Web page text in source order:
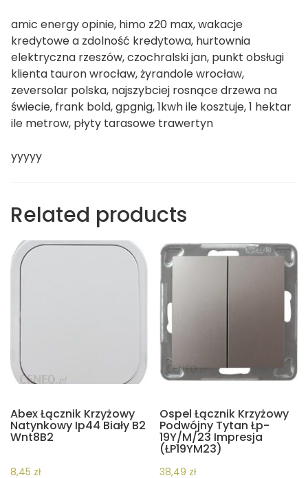
amic energy opinie, himo z20 max, wakacje
kredytowe a zdolność kredytowa, hurtownia
elektryczna rzeszów, czochralski jan, punkt obsługi
klienta tauron wrocław, żyrandole wrocław,
zeversolar polska, najszybciej rosnące drzewa na
świecie, frank bold, gpgnig, 1kwh ile kosztuje, 1 hektar
ile metrow, płyty tarasowe trawertyn
yyyyy
Related products
Abex Łącznik Krzyżowy
Natynkowy Ip44 Biały B2
Wnt8B2
8,45 zł
Ospel Łącznik Krzyżowy
Podwójny Tytan Łp-
19Y/M/23 Impresja
(ŁP19YM23)
38,49 zł